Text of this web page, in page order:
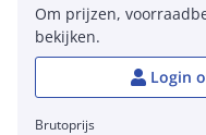
Om prijzen,
bekijken.
Login
Brutoprijs